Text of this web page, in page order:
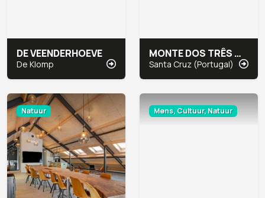
DE VEENDERHOEVE
De Klomp
MONTE DOS TRÊS MOINHOS
Santa Cruz (Portugal)
Natuur Mens, Cultuur, Natuur